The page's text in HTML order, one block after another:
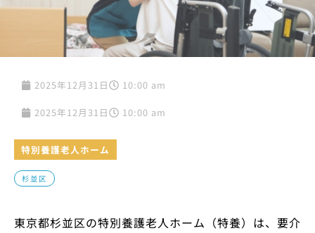
2025年12月31日 10:00 am
2025年12月31日 10:00 am
特別養護老人ホーム
杉並区
東京都杉並区の特別養護老人ホーム（特養）は、要介